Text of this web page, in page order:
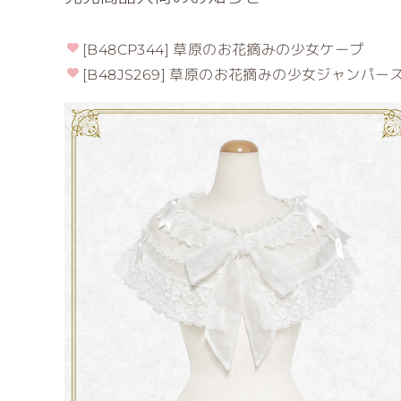
[B48CP344] 草原のお花摘みの少女ケープ
[B48JS269] 草原のお花摘みの少女ジャンパー